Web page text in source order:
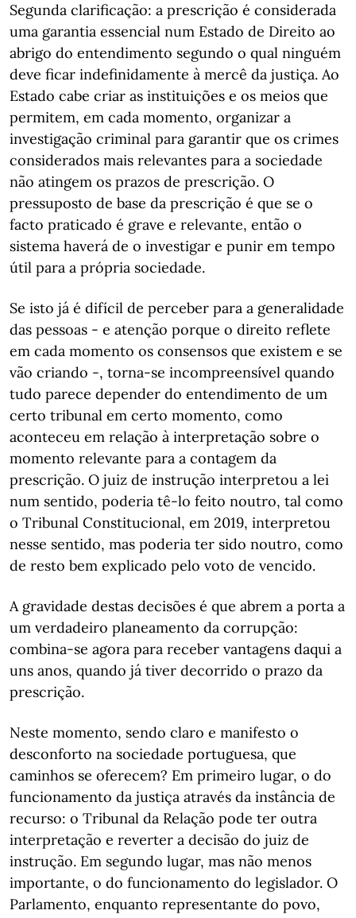
Segunda clarificação: a prescrição é considerada
uma garantia essencial num Estado de Direito ao
abrigo do entendimento segundo o qual ninguém
deve ficar indefinidamente à mercê da justiça. Ao
Estado cabe criar as instituições e os meios que
permitem, em cada momento, organizar a
investigação criminal para garantir que os crimes
considerados mais relevantes para a sociedade
não atingem os prazos de prescrição. O
pressuposto de base da prescrição é que se o
facto praticado é grave e relevante, então o
sistema haverá de o investigar e punir em tempo
útil para a própria sociedade.
Se isto já é difícil de perceber para a generalidade
das pessoas - e atenção porque o direito reflete
em cada momento os consensos que existem e se
vão criando -, torna-se incompreensível quando
tudo parece depender do entendimento de um
certo tribunal em certo momento, como
aconteceu em relação à interpretação sobre o
momento relevante para a contagem da
prescrição. O juiz de instrução interpretou a lei
num sentido, poderia tê-lo feito noutro, tal como
o Tribunal Constitucional, em 2019, interpretou
nesse sentido, mas poderia ter sido noutro, como
de resto bem explicado pelo voto de vencido.
A gravidade destas decisões é que abrem a porta a
um verdadeiro planeamento da corrupção:
combina-se agora para receber vantagens daqui a
uns anos, quando já tiver decorrido o prazo da
prescrição.
Neste momento, sendo claro e manifesto o
desconforto na sociedade portuguesa, que
caminhos se oferecem? Em primeiro lugar, o do
funcionamento da justiça através da instância de
recurso: o Tribunal da Relação pode ter outra
interpretação e reverter a decisão do juiz de
instrução. Em segundo lugar, mas não menos
importante, o do funcionamento do legislador. O
Parlamento, enquanto representante do povo,